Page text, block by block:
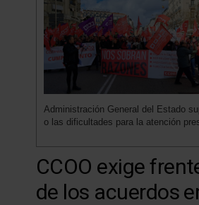
Administración General del Estado
o las dificultades para la atención
CCOO exige
de los acuerdos